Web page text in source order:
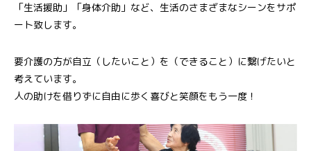
「生活援助」「身体介助」など、生活のさまざまなシーンをサポ
ート致します。
要介護の方が自立（したいこと）を（できること）に繋げたいと
考えています。
人の助けを借りずに自由に歩く喜びと笑顔をもう一度！